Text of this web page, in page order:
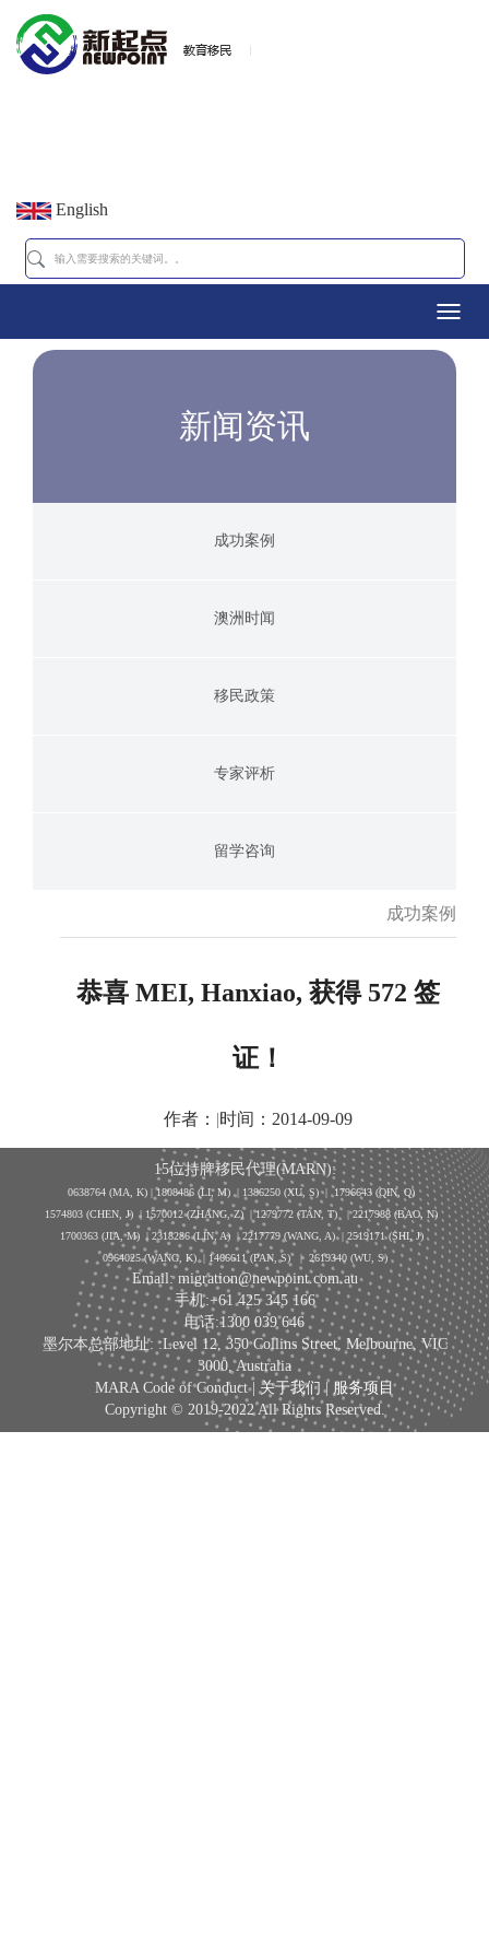
English
新闻资讯
成功案例
澳洲时闻
移民政策
专家评析
留学咨询
成功案例
恭喜 MEI, Hanxiao, 获得 572 签
证！
作者： |时间：2014-09-09
15位持牌移民代理(MARN):
0638764 (MA, K) |1808486 (LI, M) | 1386250 (XU, S)| 1796643 (QIN, Q)
1574803 (CHEN, J) | 1570012 (ZHANG, Z) | 1279772 (TAN, T) | 2217988 (BAO, N)
1700363 (JIA, M) | 2318286 (LIN, A) | 2217779 (WANG, A) | 2519171 (SHI, J)
0964025 (WANG, K) | 1466611 (PAN, S)| 2619340 (WU, S)
Email: migration@newpoint.com.au
手机:+61 425 345 166
电话:1300 039 646
墨尔本总部地址: :Level 12, 350 Collins Street, Melbourne, VIC
3000, Australia
MARA Code of Conduct |关于我们 | 服务项目
Copyright © 2019-2022 All Rights Reserved.